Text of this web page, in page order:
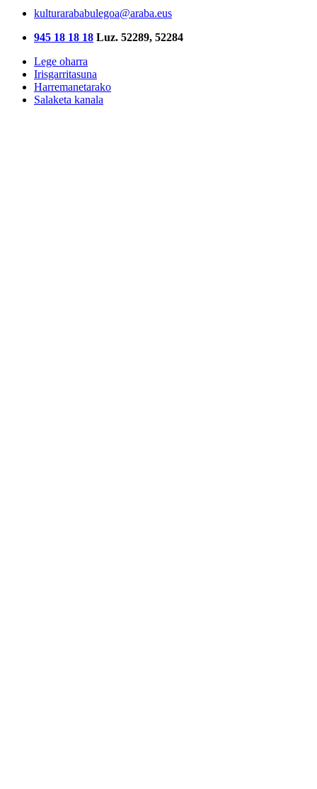
kulturarababulegoa@araba.eus
945 18 18 18 Luz. 52289, 52284
Lege oharra
Irisgarritasuna
Harremanetarako
Salaketa kanala